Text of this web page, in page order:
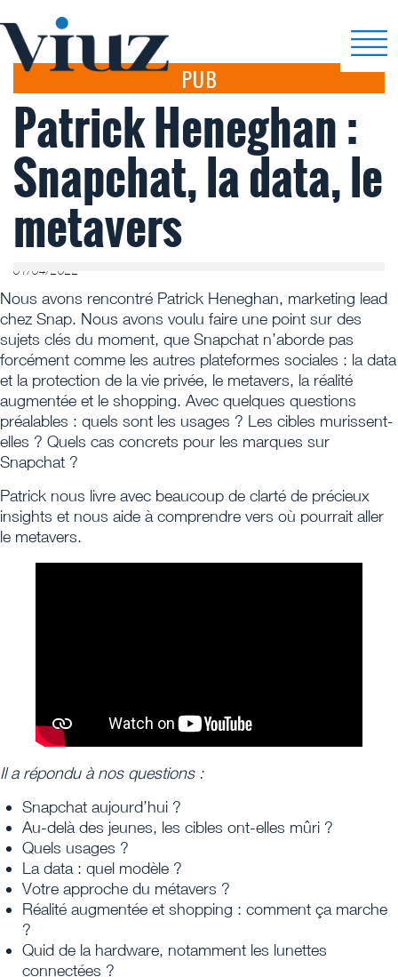
PUB
Patrick Heneghan :
Snapchat, la data, le
metavers
01/04/2022
Nous avons rencontré Patrick Heneghan, marketing lead
chez Snap. Nous avons voulu faire une point sur des
sujets clés du moment, que Snapchat n’aborde pas
forcément comme les autres plateformes sociales : la data
et la protection de la vie privée, le metavers, la réalité
augmentée et le shopping. Avec quelques questions
préalables : quels sont les usages ? Les cibles murissent-
elles ? Quels cas concrets pour les marques sur
Snapchat ?
Patrick nous livre avec beaucoup de clarté de précieux
insights et nous aide à comprendre vers où pourrait aller
le metavers.
Il a répondu à nos questions :
Snapchat aujourd’hui ?
Au-delà des jeunes, les cibles ont-elles mûri ?
Quels usages ?
La data : quel modèle ?
Votre approche du métavers ?
Réalité augmentée et shopping : comment ça marche
?
Quid de la hardware, notamment les lunettes
connectées ?